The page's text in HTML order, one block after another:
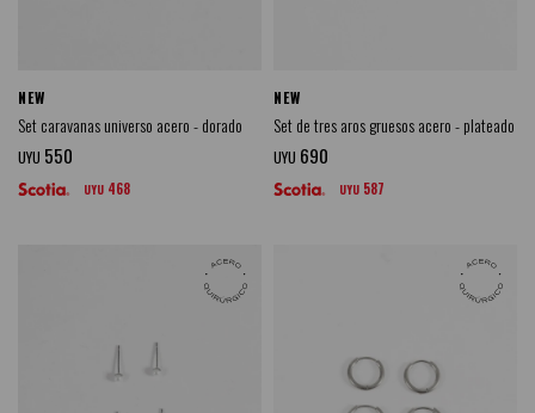
NEW
Set caravanas universo acero - dorado
UYU 550
UYU 468
NEW
Set de tres aros gruesos acero - plateado
UYU 690
UYU 587